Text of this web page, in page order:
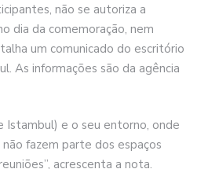
não se autoriza a
dia da comemoração, nem
um comunicado do escritório
As informações são da agência
Istambul) e o seu entorno, onde
não fazem parte dos espaços
acrescenta a nota.